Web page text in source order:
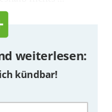
weiterlesen:
kündbar!